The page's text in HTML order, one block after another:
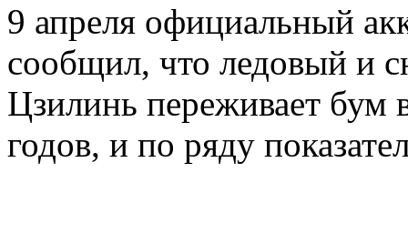
9 апреля официальный
сообщил, что ледовый и
Цзилинь переживает бум
годов, и по ряду